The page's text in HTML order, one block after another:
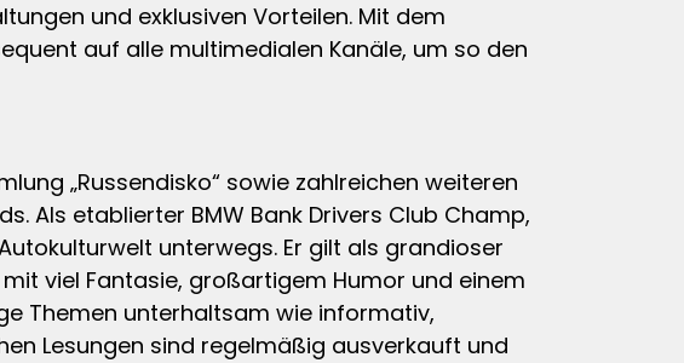
und exklusiven Vorteilen. Mit dem
auf alle multimedialen Kanäle, um so den
„Russendisko“ sowie zahlreichen weiteren
Als etablierter BMW Bank Drivers Club Champ,
unterwegs. Er gilt als grandioser
viel Fantasie, großartigem Humor und einem
Themen unterhaltsam wie informativ,
Lesungen sind regelmäßig ausverkauft und